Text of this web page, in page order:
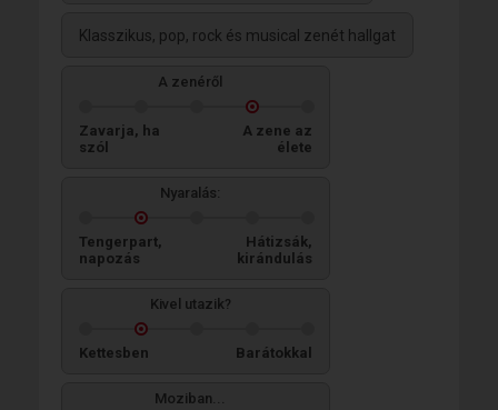
Klasszikus, pop, rock és musical zenét hallgat
A zenéről
Zavarja, ha
szól
A zene az
élete
Nyaralás:
Tengerpart,
napozás
Hátizsák,
kirándulás
Kivel utazik?
Kettesben Barátokkal
Moziban...